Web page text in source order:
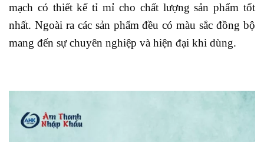
mạch có thiết kế tỉ mỉ cho chất lượng sản phẩm tốt
nhất. Ngoài ra các sản phẩm đều có màu sắc đồng bộ
mang đến sự chuyên nghiệp và hiện đại khi dùng.